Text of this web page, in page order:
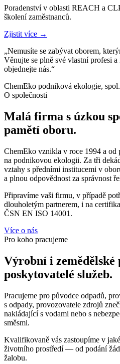
Poradenství v oblasti REACH a
školení zaměstnanců.
Zjistit více →
„Nemusíte se zabývat oborem,
Věnujte se plně své vlastní profesi
objednejte nás.“
ChemEko podniková ekologie,
O společnosti
Malá firma s úzkou
pamětí oboru.
ChemEko vznikla v roce 1994 a od
na podnikovou ekologii. Za tři
vztahy s předními institucemi v
a plnou odpovědnost za správnost
Připravíme vaši firmu, v případě
dlouholetým partnerem, i na
ČSN EN ISO 14001.
Více o nás
Pro koho pracujeme
Výrobní i zemědělské
poskytovatelé služeb.
Pracujeme pro původce odpadů,
s odpady, provozovatele zdrojů
nakládající s vodami nebo s
směsmi.
Kvalifikovaně vás zastoupíme v
životního prostředí — od podání
žalobu.